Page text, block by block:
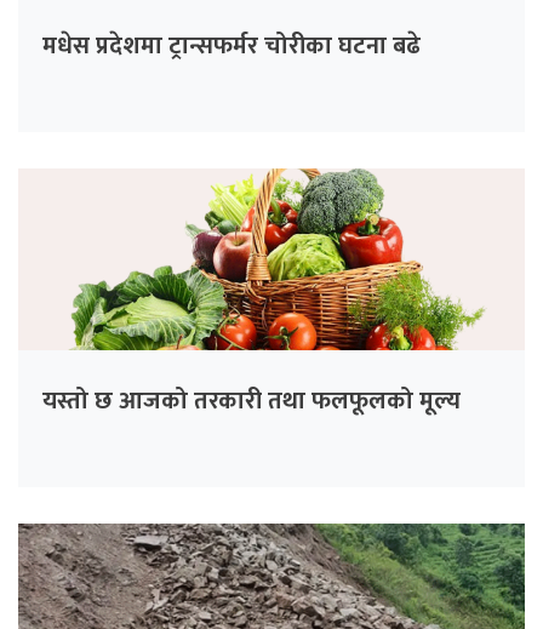
मधेस प्रदेशमा ट्रान्सफर्मर चोरीका घटना बढे
यस्तो छ आजको तरकारी तथा फलफूलको मूल्य